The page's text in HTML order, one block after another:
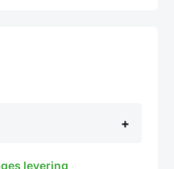
+
levering